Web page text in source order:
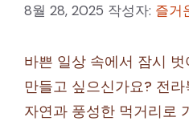
8월 28, 2025 작성자: 즐거
바쁜 일상 속에서 잠시
만들고 싶으신가요? 전
자연과 풍성한 먹거리로